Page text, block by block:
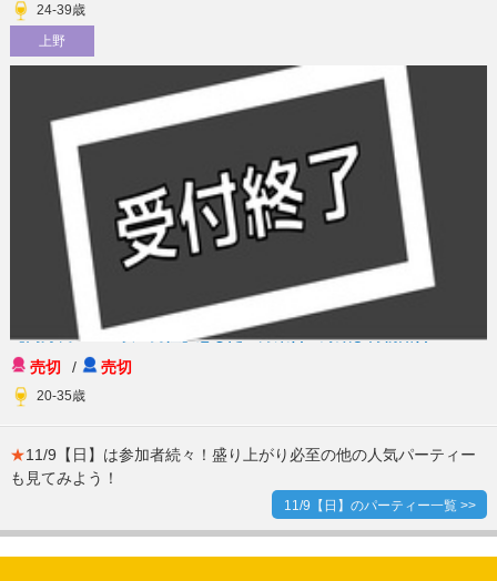
24-39歳
上野
08月09日【日】 13:00～15:00
【高身長１７０以上男性】恋したい方集合！縁結び博物館合コン
売切
/ 売切
20-35歳
★11/9【日】は参加者続々！盛り上がり必至の他の人気パーティー
も見てみよう！
11/9【日】のパーティー一覧 >>